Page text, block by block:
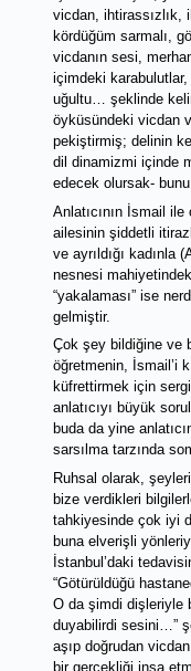
vicdan, ihtirassızlık,
kördüğüm sarmalı,
vicdanın sesi,
içimdeki
uğultu… şeklinde
öyküsündeki vicdan
pekiştirmiş; delinin
dil dinamizmi içinde
edecek olursak-
Anlatıcının İsmail
ailesinin şiddetli
ve ayrıldığı kadınla
nesnesi
“yakalaması” ise
gelmiştir.
Çok şey bildiğine ve
öğretmenin, İsmail’i
küfrettirmek için
anlatıcıyı büyük
buda da yine
sarsılma tarzında
Ruhsal olarak,
bize verdikleri
tahkiyesinde çok iyi
buna elverişli
İstanbul’daki
“Götürüldüğü
O da şimdi dişleriyle
duyabilirdi sesini…”
aşıp doğrudan
bir gerçekliği inşa